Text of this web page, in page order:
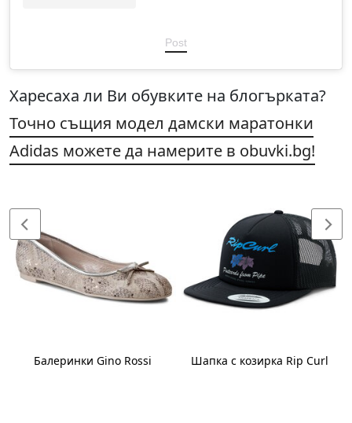
Post
Харесаха ли Ви обувките на блогърката?
Точно същия модел дамски маратонки
Adidas можете да намерите в obuvki.bg!
Балеринки Gino Rossi Шапка с козирка Rip Curl